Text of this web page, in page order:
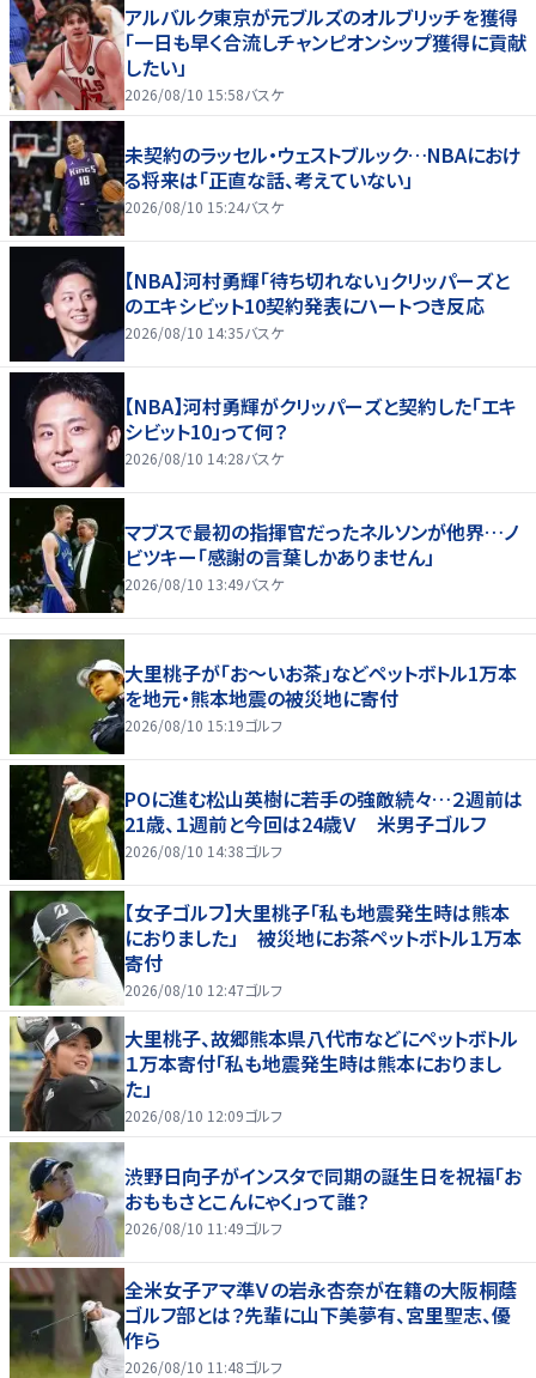
アルバルク東京が元ブルズのオルブリッチを獲得
「一日も早く合流しチャンピオンシップ獲得に貢献
したい」
2026/08/10 15:58バスケ
未契約のラッセル・ウェストブルック…NBAにおけ
る将来は「正直な話、考えていない」
2026/08/10 15:24バスケ
【NBA】河村勇輝「待ち切れない」クリッパーズと
のエキシビット10契約発表にハートつき反応
2026/08/10 14:35バスケ
【NBA】河村勇輝がクリッパーズと契約した「エキ
シビット10」って何？
2026/08/10 14:28バスケ
マブスで最初の指揮官だったネルソンが他界…ノ
ビツキー「感謝の言葉しかありません」
2026/08/10 13:49バスケ
大里桃子が「お～いお茶」などペットボトル1万本
を地元・熊本地震の被災地に寄付
2026/08/10 15:19ゴルフ
POに進む松山英樹に若手の強敵続々…２週前は
21歳、１週前と今回は24歳Ｖ 米男子ゴルフ
2026/08/10 14:38ゴルフ
【女子ゴルフ】大里桃子「私も地震発生時は熊本
におりました」 被災地にお茶ペットボトル１万本
寄付
2026/08/10 12:47ゴルフ
大里桃子、故郷熊本県八代市などにペットボトル
１万本寄付「私も地震発生時は熊本におりまし
た」
2026/08/10 12:09ゴルフ
渋野日向子がインスタで同期の誕生日を祝福「お
おももさとこんにゃく」って誰？
2026/08/10 11:49ゴルフ
全米女子アマ準Ｖの岩永杏奈が在籍の大阪桐蔭
ゴルフ部とは？先輩に山下美夢有、宮里聖志、優
作ら
2026/08/10 11:48ゴルフ